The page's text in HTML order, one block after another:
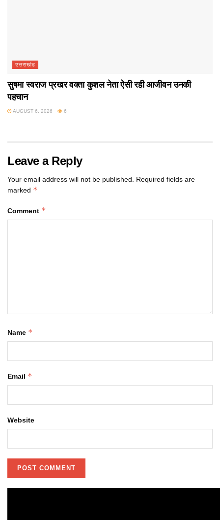
उत्तराखंड
सुषमा स्वराज प्रखर वक्ता कुशल नेता ऐसी रही आजीवन उनकी
पहचान
AUGUST 6, 2026 6
Leave a Reply
Your email address will not be published. Required fields are
marked *
Comment *
Name *
Email *
Website